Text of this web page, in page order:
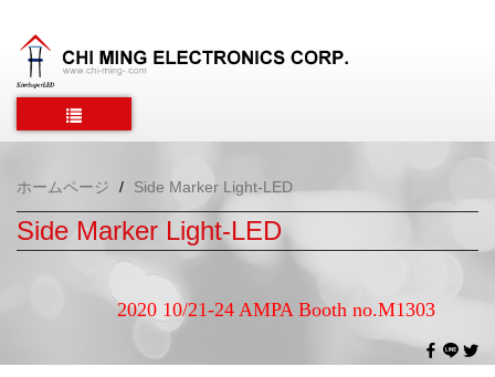
ホームページ Side Marker Light-LED
Side Marker Light-LED
2020 10/21-24 AMPA Booth no.M1303